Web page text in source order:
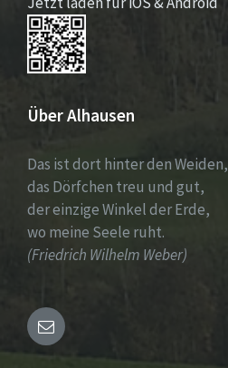
Über Alhausen
Das ist dort hinter den Weiden,
das Dörfchen treu und gut,
der einzige Winkel der Erde,
wo meine Seele ruht.
(Friedrich Wilhelm Weber)
Email